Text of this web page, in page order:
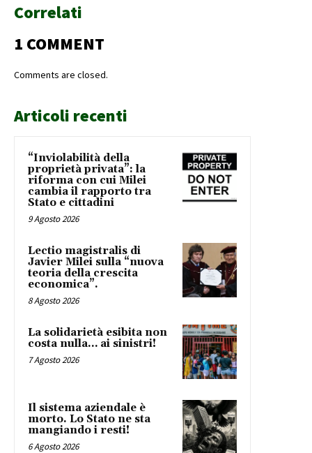
Correlati
1 COMMENT
Comments are closed.
Articoli recenti
“Inviolabilità della
proprietà privata”: la
riforma con cui Milei
cambia il rapporto tra
Stato e cittadini
9 Agosto 2026
Lectio magistralis di
Javier Milei sulla “nuova
teoria della crescita
economica”.
8 Agosto 2026
La solidarietà esibita non
costa nulla… ai sinistri!
7 Agosto 2026
Il sistema aziendale è
morto. Lo Stato ne sta
mangiando i resti!
6 Agosto 2026